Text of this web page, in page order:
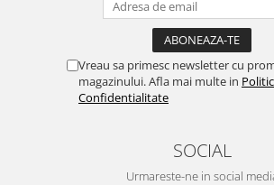
Vreau sa primesc newsletter cu
magazinului. Afla mai multe in
Confidentialitate
SOCIAL
Urmareste-ne in social